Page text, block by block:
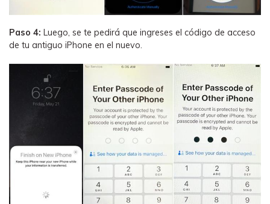
Paso 4: Luego, se te pedirá que ingreses el código de acceso
de tu antiguo iPhone en el nuevo.